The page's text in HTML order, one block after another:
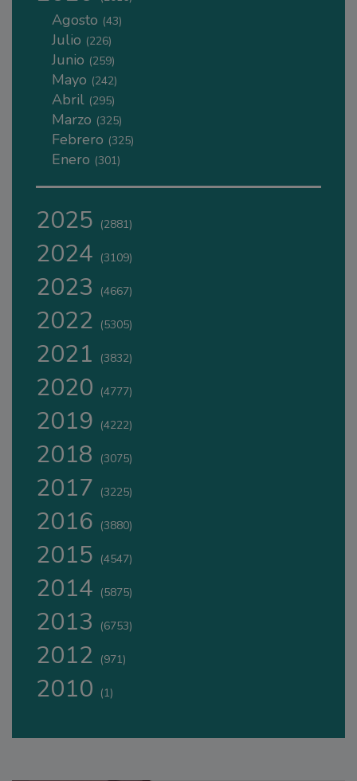
Agosto (43)
Julio (226)
Junio (259)
Mayo (242)
Abril (295)
Marzo (325)
Febrero (325)
Enero (301)
2025 (2881)
2024 (3109)
2023 (4667)
2022 (5305)
2021 (3832)
2020 (4777)
2019 (4222)
2018 (3075)
2017 (3225)
2016 (3880)
2015 (4547)
2014 (5875)
2013 (6753)
2012 (971)
2010 (1)